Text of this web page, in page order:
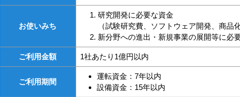
お使いみち
研究開発に必要な資金
（試験研究費、ソフトウェア開発、商品
新分野への進出・新規事業の展開等に必
ご利用金額 1社あたり1億円以内
ご利用期間
運転資金：7年以内
設備資金：15年以内